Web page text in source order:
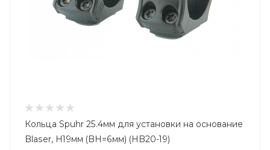
Кольца Spuhr 25.4мм для установки на основание
Blaser, H19мм (BH=6мм) (HB20-19)